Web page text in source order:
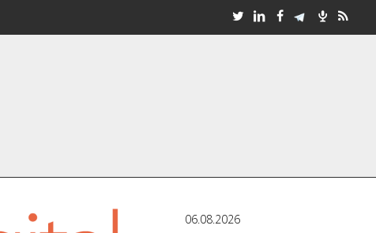
06.08.2026